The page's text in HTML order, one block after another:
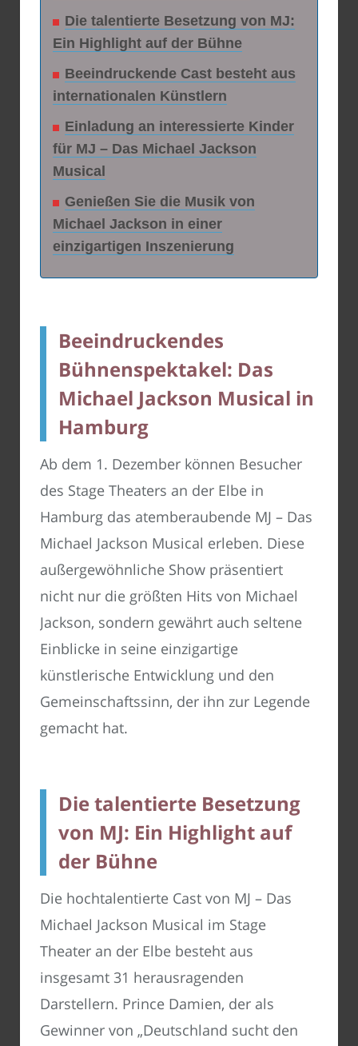
Die talentierte Besetzung von MJ:
Ein Highlight auf der Bühne
Beeindruckende Cast besteht aus
internationalen Künstlern
Einladung an interessierte Kinder
für MJ – Das Michael Jackson
Musical
Genießen Sie die Musik von
Michael Jackson in einer
einzigartigen Inszenierung
Beeindruckendes
Bühnenspektakel: Das
Michael Jackson Musical in
Hamburg
Ab dem 1. Dezember können Besucher
des Stage Theaters an der Elbe in
Hamburg das atemberaubende MJ – Das
Michael Jackson Musical erleben. Diese
außergewöhnliche Show präsentiert
nicht nur die größten Hits von Michael
Jackson, sondern gewährt auch seltene
Einblicke in seine einzigartige
künstlerische Entwicklung und den
Gemeinschaftssinn, der ihn zur Legende
gemacht hat.
Die talentierte Besetzung
von MJ: Ein Highlight auf
der Bühne
Die hochtalentierte Cast von MJ – Das
Michael Jackson Musical im Stage
Theater an der Elbe besteht aus
insgesamt 31 herausragenden
Darstellern. Prince Damien, der als
Gewinner von „Deutschland sucht den